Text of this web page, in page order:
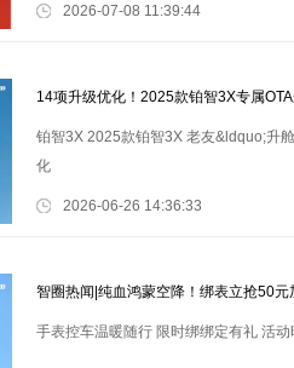
2026-07-08 11:39:44
14项升级优化！2025款铂智3X专属
铂智3X 2025款铂智3X 老友&ldquo;升
化
2026-06-26 14:36:33
智圈热闻|纯血鸿蒙空降！绑表立抢50元
手表控车温暖随行 限时绑绑定有礼 活